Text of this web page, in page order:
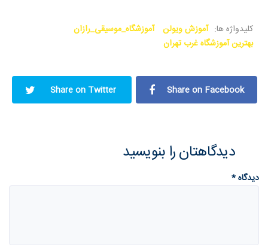
کلیدواژه ها: آموزش ویولن آموزشگاه_موسیقی_رازان
بهترین آموزشگاه غرب تهران
Share on Facebook
Share on Twitter
دیدگاهتان را بنویسید
دیدگاه*